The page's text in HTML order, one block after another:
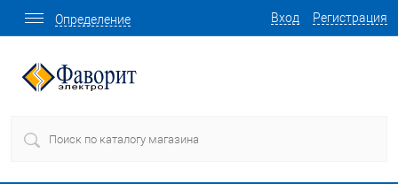
Вход Регистрация
Определение